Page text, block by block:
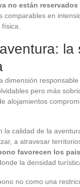
no están
en
la
dimensión
pero más
alojamientos
la calidad de la
a atravesar
favorecen los
la densidad
no como una